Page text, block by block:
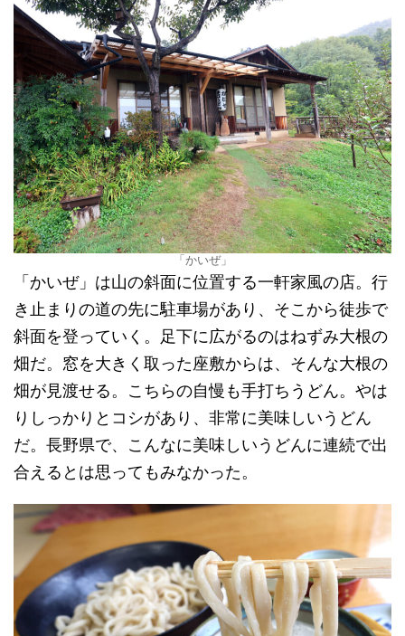
「かいぜ」
「かいぜ」は山の斜面に位置する一軒家風の店。行
き止まりの道の先に駐車場があり、そこから徒歩で
斜面を登っていく。足下に広がるのはねずみ大根の
畑だ。窓を大きく取った座敷からは、そんな大根の
畑が見渡せる。こちらの自慢も手打ちうどん。やは
りしっかりとコシがあり、非常に美味しいうどん
だ。長野県で、こんなに美味しいうどんに連続で出
合えるとは思ってもみなかった。